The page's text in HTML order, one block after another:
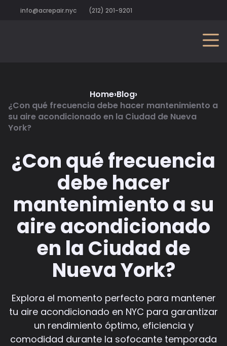
info@acrepair.nyc (212) 201-9201
Home›Blog›
¿Con qué frecuencia debe hacer mantenimiento a
su aire acondicionado en la Ciudad de Nueva
York?
¿Con qué frecuencia
debe hacer
mantenimiento a su
aire acondicionado
en la Ciudad de
Nueva York?
Explora el momento perfecto para mantener
tu aire acondicionado en NYC para garantizar
un rendimiento óptimo, eficiencia y
comodidad durante la sofocante temporada